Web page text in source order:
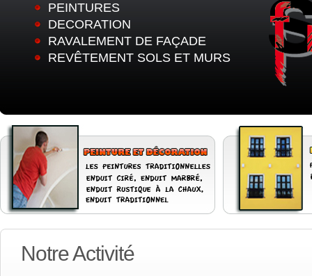
PEINTURES
DECORATION
RAVALEMENT DE FAÇADE
REVÊTEMENT SOLS ET MURS
Notre Activité